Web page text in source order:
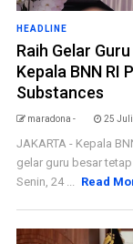
HEADLINE
Raih Gelar
Kepala BNN RI
Substances
maradona - 25
JAKARTA - Kepala
gelar guru besar
Senin, 24 ... Read